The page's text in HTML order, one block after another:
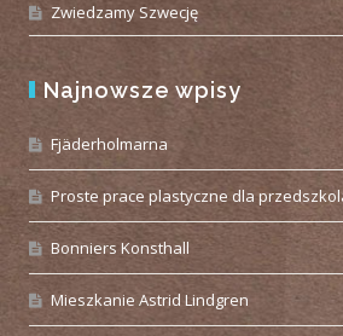
Zwiedzamy Szwecję
Najnowsze wpisy
Fjäderholmarna
Proste prace plastyczne dla
Bonniers Konsthall
Mieszkanie Astrid Lindgren